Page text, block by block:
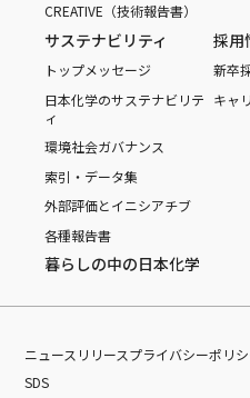
CREATIVE（技術報告書）
サステナビリティ
トップメッセージ
日本化学のサステナビリテ
ィ
環境社会ガバナンス
索引・データ集
外部評価とイニシアチブ
各種報告書
採用
新卒
キャ
暮らしの中の日本化学
ニュースリリースプライバシーポリ
SDS